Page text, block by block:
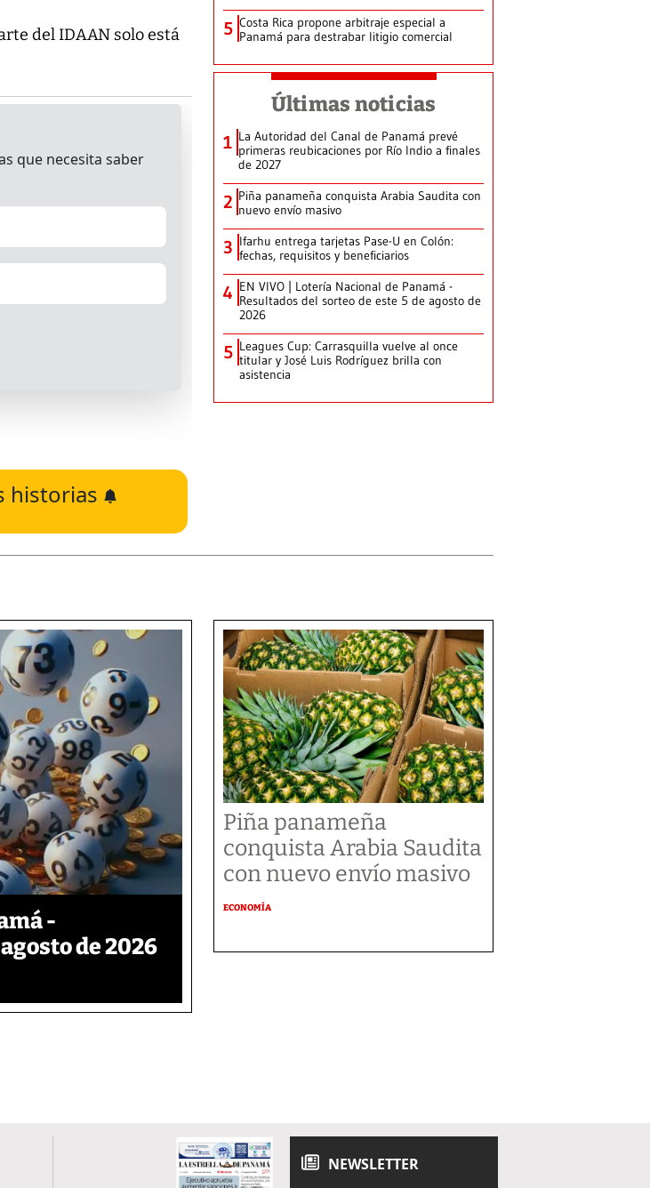
del IDAAN solo está
historias
5 Costa Rica propone arbitraje especial a
Panamá para destrabar litigio comercial
Últimas noticias
1 La Autoridad del Canal de Panamá prevé
primeras reubicaciones por Río Indio a finales
de 2027
2 Piña panameña conquista Arabia Saudita con
nuevo envío masivo
3 Ifarhu entrega tarjetas Pase-U en Colón:
fechas, requisitos y beneficiarios
4 EN VIVO | Lotería Nacional de Panamá -
Resultados del sorteo de este 5 de agosto de
2026
5 Leagues Cup: Carrasquilla vuelve al once
titular y José Luis Rodríguez brilla con
asistencia
-
de 2026
Piña panameña
conquista Arabia Saudita
con nuevo envío masivo
ECONOMÍA
NEWSLETTER